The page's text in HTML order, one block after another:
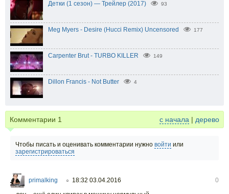
Детки (1 сезон) — Трейлер (2017) 93
Meg Myers - Desire (Hucci Remix) Uncensored 177
Carpenter Brut - TURBO KILLER 149
Dillon Francis - Not Butter 4
Комментарии 1 с начала | дерево
Чтобы писать и оценивать комментарии нужно войти или
зарегистрироваться
primalking ○ 18:32 03.04.2016
0